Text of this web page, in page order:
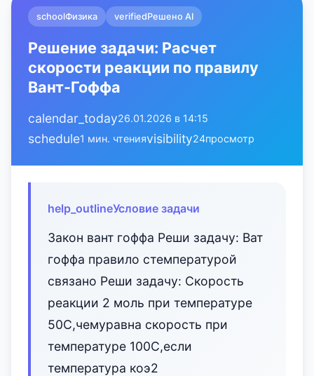
schoolФизика verifiedРешено AI
Решение задачи: Расчет
скорости реакции по правилу
Вант-Гоффа
calendar_today26.01.2026 в 14:15
schedule1 мин. чтенияvisibility24просмотр
help_outlineУсловие задачи
Закон вант гоффа Реши задачу: Ват
гоффа правило стемпературой
связано Реши задачу: Скорость
реакции 2 моль при температуре
50C,чемуравна скорость при
температуре 100С,если
температура коэ2